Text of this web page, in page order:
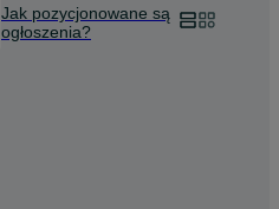
Jak pozycjonowane są
ogłoszenia?